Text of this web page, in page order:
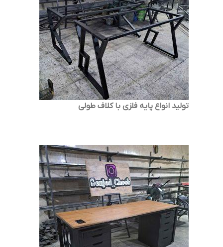
تولید انواع پایه فلزی با کلاف طولی